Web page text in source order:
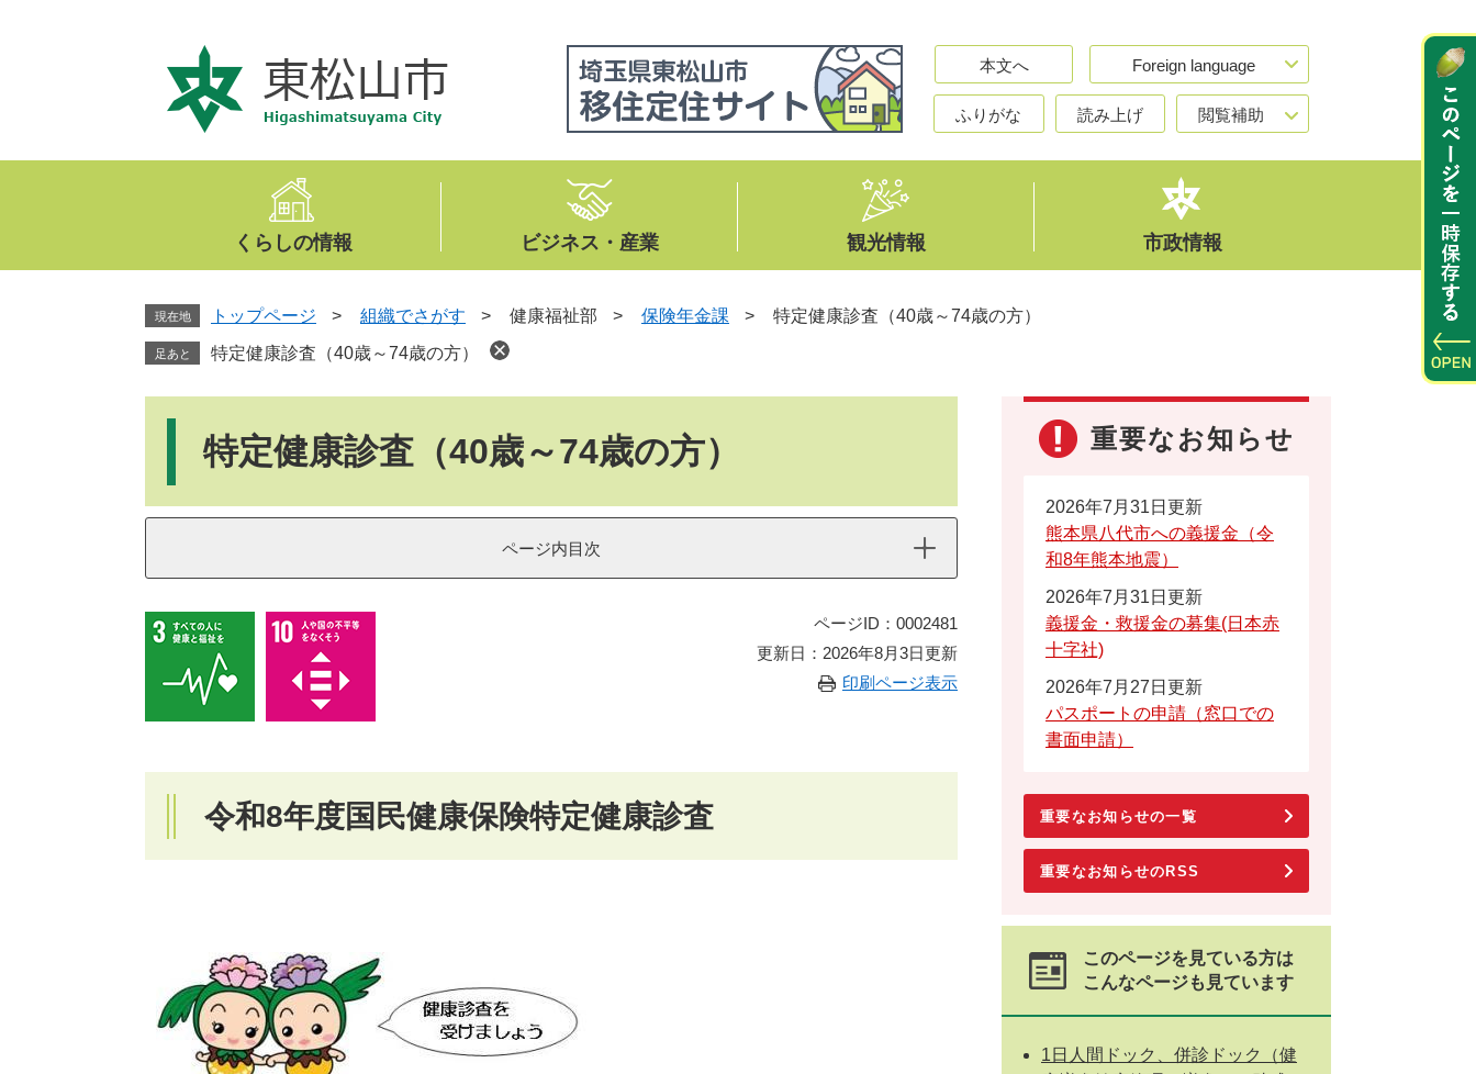
文
本文へ Foreign language
ふりがな 読み上げ 閲覧補助
くらしの情報 ビジネス・産業 観光情報 市政情報
現在地 トップページ > 組織でさがす > 健康福祉部 > 保険年金課 > 特定健康診査（40歳～74歳の方）
足あと 特定健康診査（40歳～74歳の方）
特定健康診査（40歳～74歳の方）
ページ内目次
ページID：0002481
更新日：2026年8月3日更新
印刷ページ表示
令和8年度国民健康保険特定健康診査
重要なお知らせ
2026年7月31日更新
熊本県八代市への義援金（令
和8年熊本地震）
2026年7月31日更新
義援金・救援金の募集(日本赤
十字社)
2026年7月27日更新
パスポートの申請（窓口での
書面申請）
重要なお知らせの一覧
重要なお知らせのRSS
このページを見ている方は
こんなページも見ています
1日人間ドック、併診ドック（健